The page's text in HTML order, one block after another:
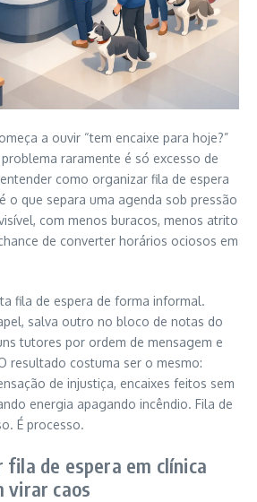
a ouvir “tem encaixe para hoje?”
raramente é só excesso de
como organizar fila de espera
o que separa uma agenda sob pressão
com menos buracos, menos atrito
de converter horários ociosos em
fila de espera de forma informal.
salva outro no bloco de notas do
tutores por ordem de mensagem e
resultado costuma ser o mesmo:
de injustiça, encaixes feitos sem
energia apagando incêndio. Fila de
É processo.
fila de espera em clínica
virar caos